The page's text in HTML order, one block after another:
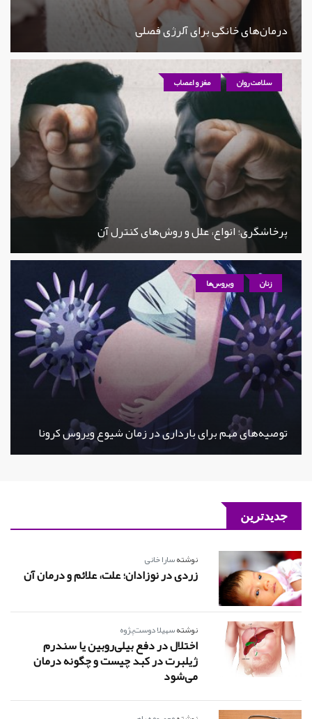
درمان‌های خانگی برای آلرژی فصلی
سلامت روان مغز و اعصاب
پرخاشگری؛ انواع، علل و روش‌های کنترل آن
زنان ویروس‌ها
توصیه‌های مهم برای بارداری در زمان شیوع ویروس کرونا
جدیدترین
نوشتهسارا خانی
زردی در نوزادان؛ علت، علائم و درمان آن
نوشتهسهیلا دوست‌پژوه
اختلال در دفع بیلی‌روبین یا سندرم
ژیلبرت در کبد چیست و چگونه درمان
می‌شود